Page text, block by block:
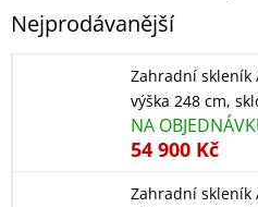
Nejprodávanější
Zahradní skleník
výška 248 cm,
NA
54 900 Kč
Zahradní skleník